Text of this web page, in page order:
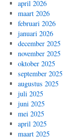
april 2026
maart 2026
februari 2026
januari 2026
december 2025
november 2025
oktober 2025
september 2025
augustus 2025
juli 2025
juni 2025
mei 2025
april 2025
maart 2025